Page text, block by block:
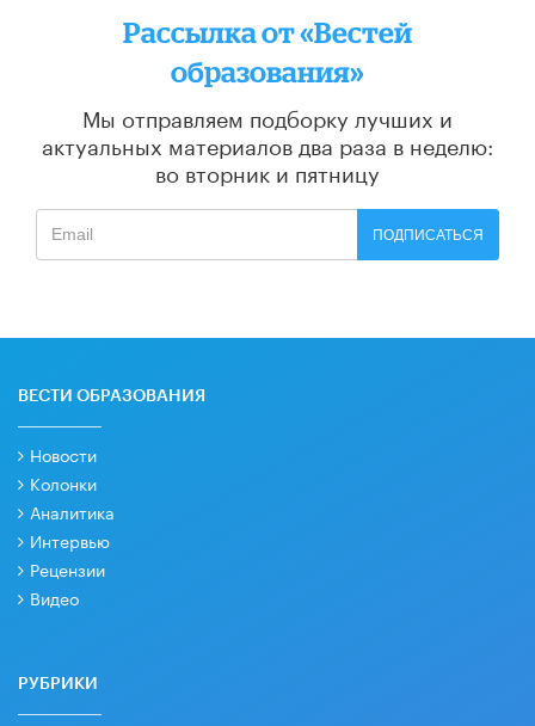
Рассылка от «Вестей
образования»
Мы отправляем подборку лучших и
актуальных материалов два раза в неделю:
во вторник и пятницу
ПОДПИСАТЬСЯ
ВЕСТИ ОБРАЗОВАНИЯ
Новости
Колонки
Аналитика
Интервью
Рецензии
Видео
РУБРИКИ